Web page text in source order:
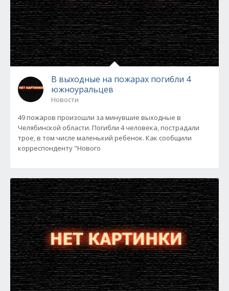
В выходные на пожарах погибли 4
южноуральцев
Новости
49 пожаров произошли за минувшие выходные в
Челябинской области. Погибли 4 человека, пострадали
трое, в том числе маленький ребенок. Как сообщили
корреспонденту "Нового